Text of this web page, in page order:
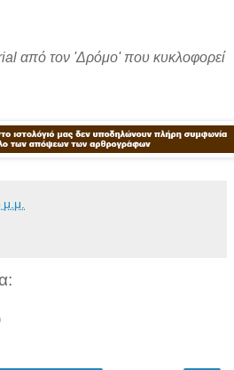
από τον 'Δρόμο' που κυκλοφορεί
μ.μ.